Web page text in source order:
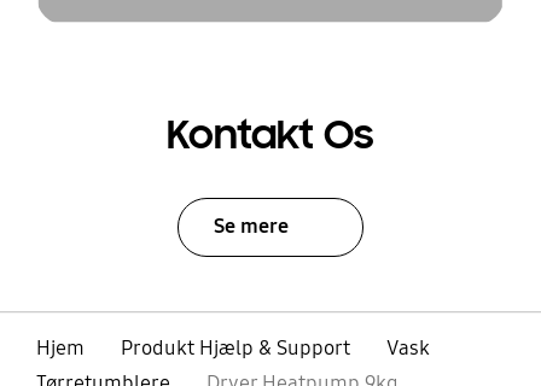
Kontakt Os
Se mere
Hjem Produkt Hjælp & Support
Vask